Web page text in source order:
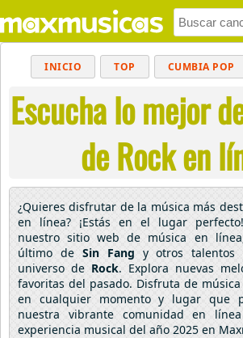
INICIO TOP CUMBIA POP
MUSICA CRISTIANA
BALADAS ALTERNATIVO
CUMBIAS
Escucha lo mejor
de Rock en
¿Quieres disfrutar de la música más
en línea? ¡Estás en el lugar
nuestro sitio web de música en
último de Sin Fang y otros talentos
universo de Rock. Explora nuevas
favoritas del pasado. Disfruta de
en cualquier momento y lugar que
nuestra vibrante comunidad en
experiencia musical del año 2025 en